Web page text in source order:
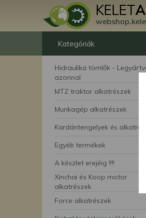
KELET
Kategóriák
Hidraulika tömlők -
azonnal
MTZ traktor alkatrészek
Munkagép alkatrészek
Kardántengelyek és
Egyéb termékek
A készlet erejéig !!!!
Xinchai és Koop motor
alkatrészek
Force alkatrészek